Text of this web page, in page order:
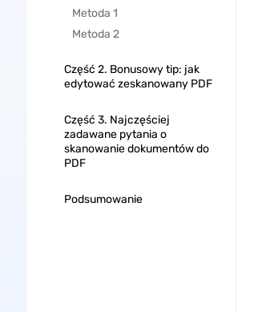
Metoda 1
Metoda 2
Część 2. Bonusowy tip: jak
edytować zeskanowany PDF
Część 3. Najczęściej
zadawane pytania o
skanowanie dokumentów do
PDF
Podsumowanie